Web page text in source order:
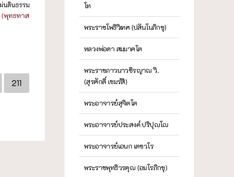
นดินธรรม
(พุทธทาส
211
โท
พระราชโพธิวิเทศ (ปสันโนภิกขุ)
หลวงพ่อดา สมฺมาคโต
พระราชภาวนาวชิรญาณ วิ.
(สุรศักดิ์ เขมรํสี)
พระอาจารย์สุจิตโต
พระอาจารย์ประสงค์ ปริปุณฺโณ
พระอาจารย์เอนก เตชวโร
พระราชพุทธิวรคุณ (อมโรภิกขุ)